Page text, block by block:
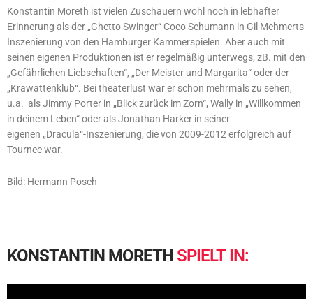
Konstantin Moreth ist vielen Zuschauern wohl noch in lebhafter
Erinnerung als der „Ghetto Swinger“ Coco Schumann in Gil Mehmerts
Inszenierung von den Hamburger Kammerspielen. Aber auch mit
seinen eigenen Produktionen ist er regelmäßig unterwegs, zB. mit den
„Gefährlichen Liebschaften“, „Der Meister und Margarita“ oder der
„Krawattenklub“. Bei theaterlust war er schon mehrmals zu sehen,
u.a. als Jimmy Porter in „Blick zurück im Zorn“, Wally in „Willkommen
in deinem Leben“ oder als Jonathan Harker in seiner
eigenen „Dracula“-Inszenierung, die von 2009-2012 erfolgreich auf
Tournee war.
Bild: Hermann Posch
KONSTANTIN MORETH SPIELT IN: